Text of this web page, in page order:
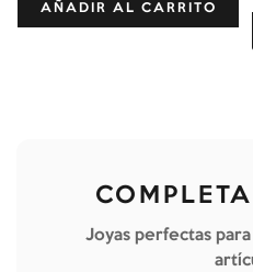
AÑADIR AL CARRITO
Joyas perfectas